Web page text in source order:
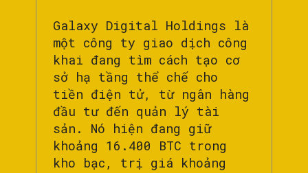
Galaxy Digital Holdings là
một công ty giao dịch công
khai đang tìm cách tạo cơ
sở hạ tầng thể chế cho
tiền điện tử, từ ngân hàng
đầu tư đến quản lý tài
sản. Nó hiện đang giữ
khoảng 16.400 BTC trong
kho bạc, trị giá khoảng